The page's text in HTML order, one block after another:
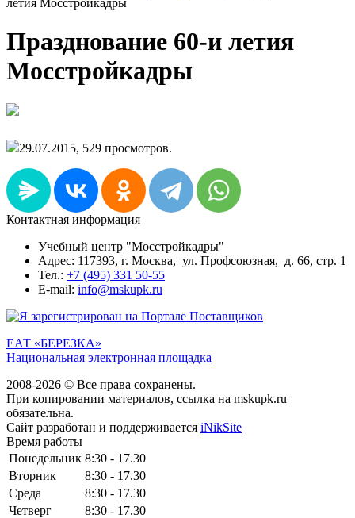
Празднование 60-и летия
Мосстройкадры
29.07.2015, 529 просмотров.
Контактная информация
Учебный центр "Мосстройкадры"
Адрес: 117393, г. Москва, ул. Профсоюзная, д. 66, стр. 1
Тел.: +7 (495) 331 50-55
E-mail: info@mskupk.ru
ЕАТ «БЕРЕЗКА»
Национальная электронная площадка
2008-2026 © Все права сохранены.
При копировании материалов, ссылка на mskupk.ru
обязательна.
Сайт разработан и поддерживается iNikSite
Время работы
Понедельник 8:30 - 17.30
Вторник
8:30 - 17.30
Среда
8:30 - 17.30
Четверг
8:30 - 17.30